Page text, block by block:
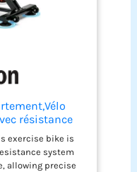
résistance
fixe à domicile
Rouge)
exercise bike is
system
allowing precise